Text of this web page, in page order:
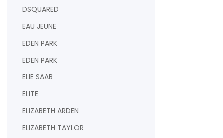
DSQUARED
EAU JEUNE
EDEN PARK
EDEN PARK
ELIE SAAB
ELITE
ELIZABETH ARDEN
ELIZABETH TAYLOR